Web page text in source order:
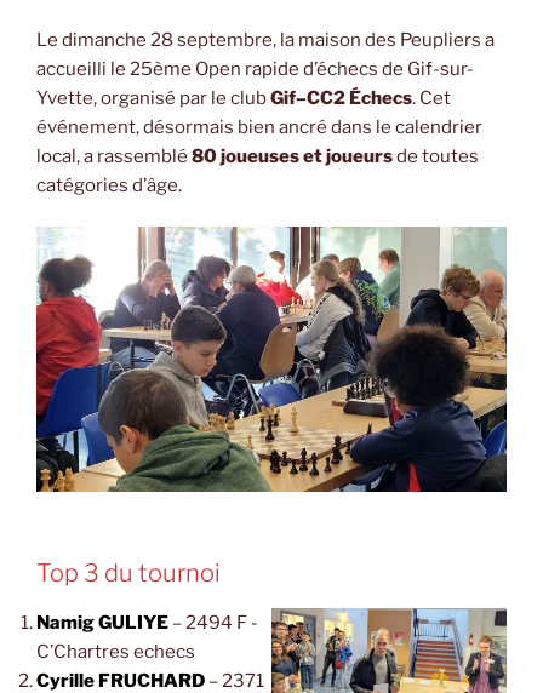
Le dimanche 28 septembre, la maison des Peupliers a
accueilli le 25ème Open rapide d’échecs de Gif-sur-
Yvette, organisé par le clubGif–CC2 Échecs. Cet
événement, désormais bien ancré dans le calendrier
local, a rassemblé 80 joueuses et joueursde toutes
catégories d’âge.
Top 3 du tournoi
Namig GULIYE – 2494 F -
C’Chartres echecs
Cyrille FRUCHARD – 2371